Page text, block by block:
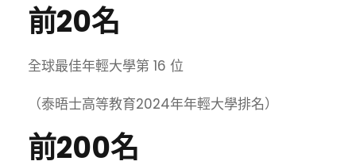
前20名
全球最佳年輕大學第 16 位
（泰晤士高等教育2024年年輕大學排名）
前200名